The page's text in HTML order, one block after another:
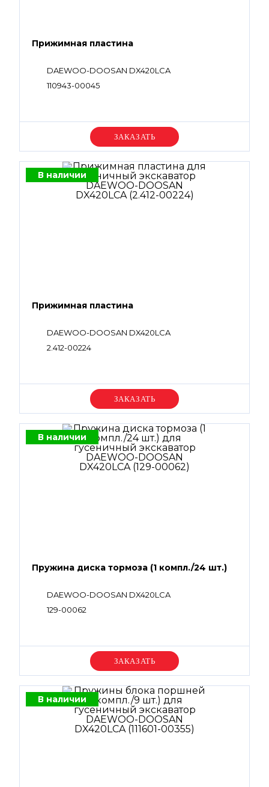
Прижимная пластина
DAEWOO-DOOSAN DX420LCA
110943-00045
Уточняйте цену
В наличии
Прижимная пластина
DAEWOO-DOOSAN DX420LCA
2.412-00224
Уточняйте цену
В наличии
Пружина диска тормоза (1 компл./24 шт.)
DAEWOO-DOOSAN DX420LCA
129-00062
Уточняйте цену
В наличии